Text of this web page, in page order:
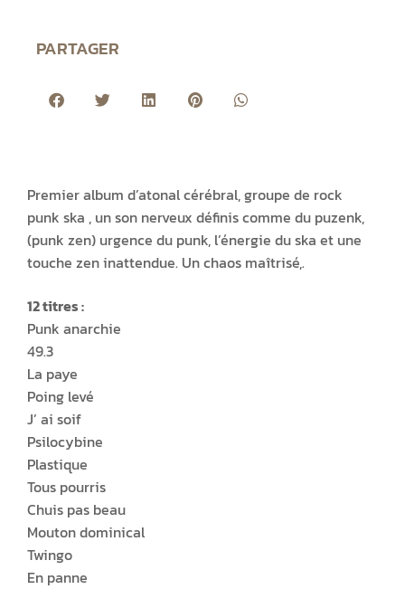
PARTAGER
Premier album d’atonal cérébral, groupe de rock
punk ska , un son nerveux définis comme du puzenk,
(punk zen) urgence du punk, l’énergie du ska et une
touche zen inattendue. Un chaos maîtrisé,.
12 titres :
Punk anarchie
49.3
La paye
Poing levé
J’ ai soif
Psilocybine
Plastique
Tous pourris
Chuis pas beau
Mouton dominical
Twingo
En panne